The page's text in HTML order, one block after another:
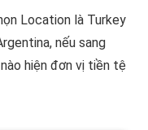
Location là Turkey
nếu sang
hiện đơn vị tiền tệ